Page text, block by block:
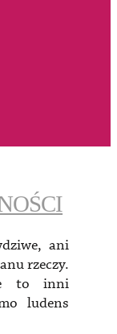
ani
rzeczy.
to inni
ludens